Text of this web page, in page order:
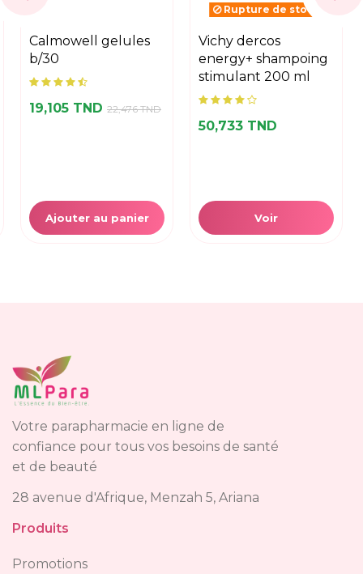
calmowell gelules
b/30
19,105 TND 22,476 TND
Ajouter au panier
Rupture de stock
vichy dercos
energy+ shampoing
stimulant 200 ml
50,733 TND
Voir
Votre parapharmacie en ligne de
confiance pour tous vos besoins de santé
et de beauté
28 avenue d'Afrique, Menzah 5, Ariana
Produits
Promotions